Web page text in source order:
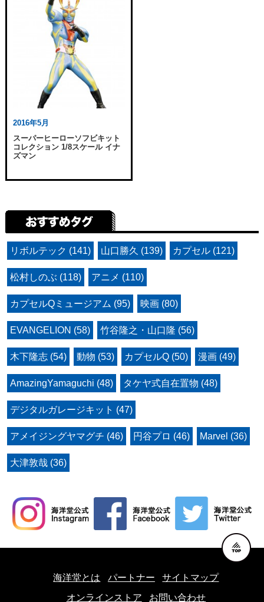
2016年5月
スーパーヒーローソフビキット
コレクション 1/8スケール イナ
ズマン
リボルテック (141) 山口勝久 (139) カプセル (121)
松村しのぶ (118) アニメ (110)
カプセルQミュージアム (95) 映画 (80)
EVANGELION (58) 竹谷隆之・山口隆 (56)
木下隆志 (54) 動物 (53) カプセルQ (50) 漫画 (49)
AmazingYamaguchi (48) タケヤ式自在置物 (48)
デジタルガレージキット (47)
アメイジングヤマグチ (46) 円谷プロ (46) Marvel (36)
大津敦哉 (36)
海洋堂とは パートナー
サイトマップ
オンラインストア
お問い合わせ